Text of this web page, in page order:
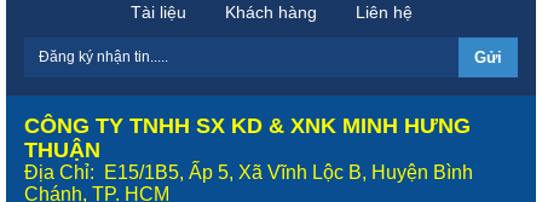
Tài liệu Khách hàng Liên hệ
CÔNG TY TNHH SX KD & XNK MINH HƯNG
THUẬN
Địa Chỉ: E15/1B5, Ấp 5, Xã Vĩnh Lộc B, Huyện Bình
Chánh, TP. HCM